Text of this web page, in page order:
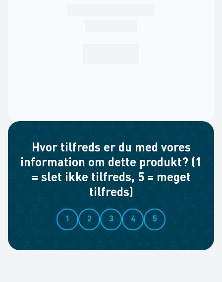
Hvor tilfreds er du med vores
information om dette produkt? (1
= slet ikke tilfreds, 5 = meget
tilfreds)
1 2 3 4 5